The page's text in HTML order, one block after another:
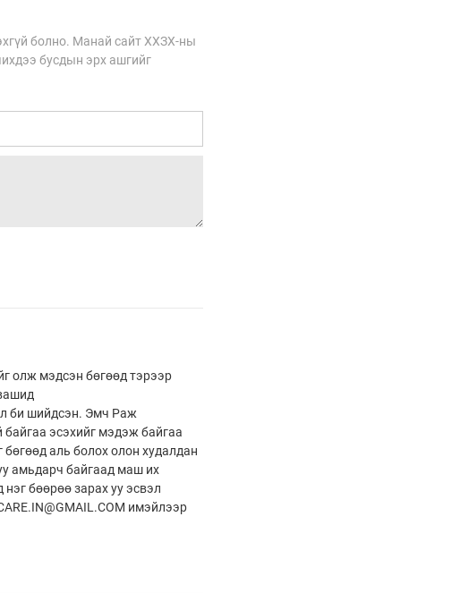
болно. Манай сайт ХХЗХ-ны
бусдын эрх ашгийг
олж мэдсэн бөгөөд тэрээр
би шийдсэн. Эмч Раж
эсэхийг мэдэж байгаа
аль болох олон худалдан
амьдарч байгаад маш их
бөөрөө зарах уу эсвэл
имэйлээр